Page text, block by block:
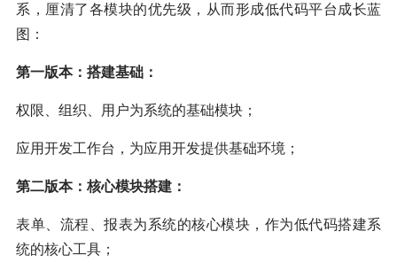
系，厘清了各模块的优先级，从而形成低代码平台成长蓝
图：
第一版本：搭建基础：
权限、组织、用户为系统的基础模块；
应用开发工作台，为应用开发提供基础环境；
第二版本：核心模块搭建：
表单、流程、报表为系统的核心模块，作为低代码搭建系
统的核心工具；